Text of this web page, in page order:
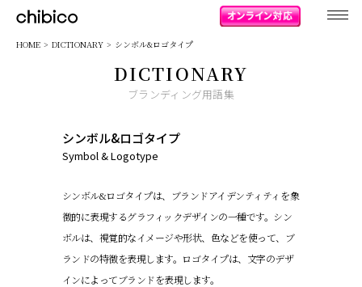
chibico
HOME DICTIONARY シンボル&ロゴタイプ
DICTIONARY
ブランディング用語集
シンボル&ロゴタイプ
Symbol & Logotype
シンボル&ロゴタイプは、ブランドアイデンティティを象
徴的に表現するグラフィックデザインの一種です。シン
ボルは、視覚的なイメージや形状、色などを使って、ブ
ランドの特徴を表現します。ロゴタイプは、文字のデザ
インによってブランドを表現します。